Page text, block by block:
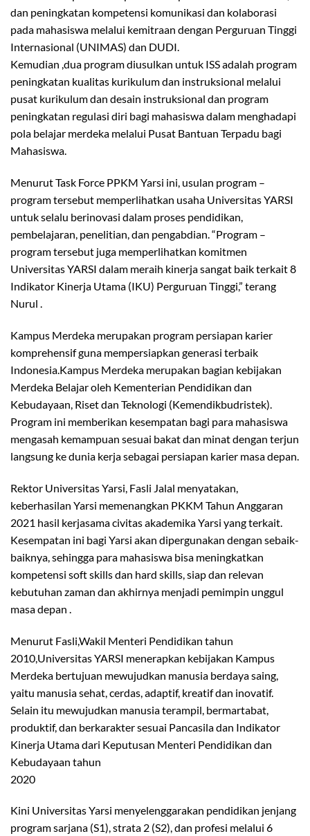
dan peningkatan kompetensi komunikasi dan kolaborasi
pada mahasiswa melalui kemitraan dengan Perguruan Tinggi
Internasional (UNIMAS) dan DUDI.
Kemudian ,dua program diusulkan untuk ISS adalah program
peningkatan kualitas kurikulum dan instruksional melalui
pusat kurikulum dan desain instruksional dan program
peningkatan regulasi diri bagi mahasiswa dalam menghadapi
pola belajar merdeka melalui Pusat Bantuan Terpadu bagi
Mahasiswa.
Menurut Task Force PPKM Yarsi ini, usulan program –
program tersebut memperlihatkan usaha Universitas YARSI
untuk selalu berinovasi dalam proses pendidikan,
pembelajaran, penelitian, dan pengabdian. “Program –
program tersebut juga memperlihatkan komitmen
Universitas YARSI dalam meraih kinerja sangat baik terkait 8
Indikator Kinerja Utama (IKU) Perguruan Tinggi,” terang
Nurul .
Kampus Merdeka merupakan program persiapan karier
komprehensif guna mempersiapkan generasi terbaik
Indonesia.Kampus Merdeka merupakan bagian kebijakan
Merdeka Belajar oleh Kementerian Pendidikan dan
Kebudayaan, Riset dan Teknologi (Kemendikbudristek).
Program ini memberikan kesempatan bagi para mahasiswa
mengasah kemampuan sesuai bakat dan minat dengan terjun
langsung ke dunia kerja sebagai persiapan karier masa depan.
Rektor Universitas Yarsi, Fasli Jalal menyatakan,
keberhasilan Yarsi memenangkan PKKM Tahun Anggaran
2021 hasil kerjasama civitas akademika Yarsi yang terkait.
Kesempatan ini bagi Yarsi akan dipergunakan dengan sebaik-
baiknya, sehingga para mahasiswa bisa meningkatkan
kompetensi soft skills dan hard skills, siap dan relevan
kebutuhan zaman dan akhirnya menjadi pemimpin unggul
masa depan .
Menurut Fasli,Wakil Menteri Pendidikan tahun
2010,Universitas YARSI menerapkan kebijakan Kampus
Merdeka bertujuan mewujudkan manusia berdaya saing,
yaitu manusia sehat, cerdas, adaptif, kreatif dan inovatif.
Selain itu mewujudkan manusia terampil, bermartabat,
produktif, dan berkarakter sesuai Pancasila dan Indikator
Kinerja Utama dari Keputusan Menteri Pendidikan dan
Kebudayaan tahun
2020
Kini Universitas Yarsi menyelenggarakan pendidikan jenjang
program sarjana (S1), strata 2 (S2), dan profesi melalui 6